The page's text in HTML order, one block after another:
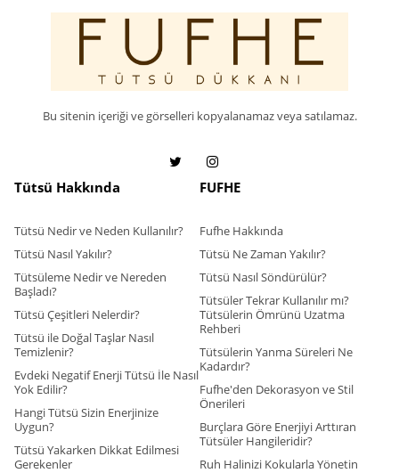
Bu sitenin içeriği ve görselleri kopyalanamaz veya satılamaz.
Tütsü Hakkında
Tütsü Nedir ve Neden Kullanılır?
Tütsü Nasıl Yakılır?
Tütsüleme Nedir ve Nereden
Başladı?
Tütsü Çeşitleri Nelerdir?
Tütsü ile Doğal Taşlar Nasıl
Temizlenir?
Evdeki Negatif Enerji Tütsü İle Nasıl
Yok Edilir?
Hangi Tütsü Sizin Enerjinize
Uygun?
Tütsü Yakarken Dikkat Edilmesi
Gerekenler
FUFHE
Fufhe Hakkında
Tütsü Ne Zaman Yakılır?
Tütsü Nasıl Söndürülür?
Tütsüler Tekrar Kullanılır mı?
Tütsülerin Ömrünü Uzatma
Rehberi
Tütsülerin Yanma Süreleri Ne
Kadardır?
Fufhe'den Dekorasyon ve Stil
Önerileri
Burçlara Göre Enerjiyi Arttıran
Tütsüler Hangileridir?
Ruh Halinizi Kokularla Yönetin